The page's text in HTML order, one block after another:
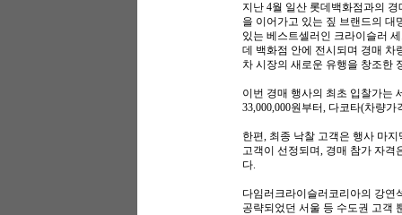
지난 4월 일산 롯데백화점과의
을 이어가고 있는 짚 브랜드의 대
있는 베스트셀러인 크라이슬러
데 백화점 안에 전시되며 경매 차
차 시장의 새로운 유행을 창조한
이번 경매 행사의 최초 입찰가는
33,000,000원부터, 다코타(차량가
한편, 최종 낙찰 고객은 행사 마
고객이 선정되며, 경매 참가 자격
다.
다임러크라이슬러코리아의 강연
공략되었던 서울 등 수도권 고객